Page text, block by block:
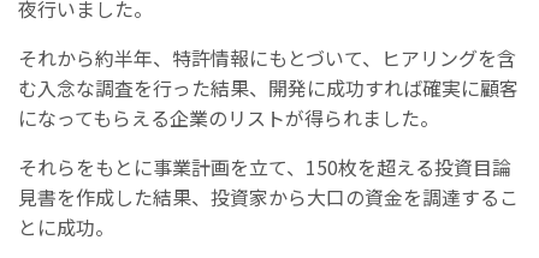
夜行いました。
それから約半年、特許情報にもとづいて、ヒアリングを含
む入念な調査を行った結果、開発に成功すれば確実に顧客
になってもらえる企業のリストが得られました。
それらをもとに事業計画を立て、150枚を超える投資目論
見書を作成した結果、投資家から大口の資金を調達するこ
とに成功。